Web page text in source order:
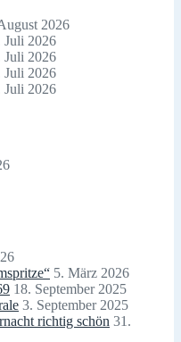
2026
Juli 2026
Juli 2026
Juli 2026
Juli 2026
5. März 2026
18. September 2025
3. September 2025
richtig schön 31.